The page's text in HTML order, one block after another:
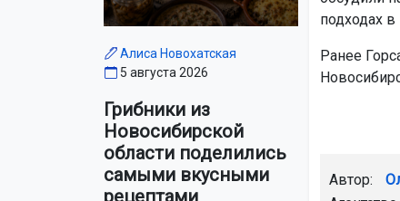
Алиса Новохатская
5 августа 2026
Грибники из
Новосибирской
области поделились
самыми вкусными
подходах в
Ранее
Автор: